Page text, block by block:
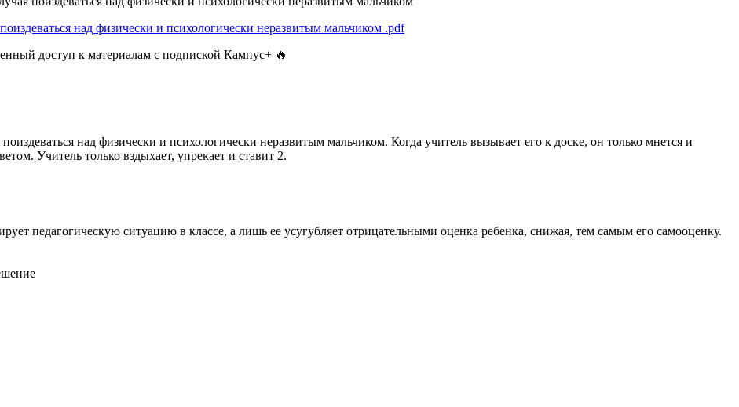
над физически и психологически неразвитым мальчиком .pdf
доступ к материалам с подпиской Кампус+ 🔥
над физически и психологически неразвитым мальчиком. Когда учитель вызывает его к доске, он только мнется и
Учитель только вздыхает, упрекает и ставит 2.
педагогическую ситуацию в классе, а лишь ее усугубляет отрицательными оценка ребенка, снижая, тем самым его самооценку.